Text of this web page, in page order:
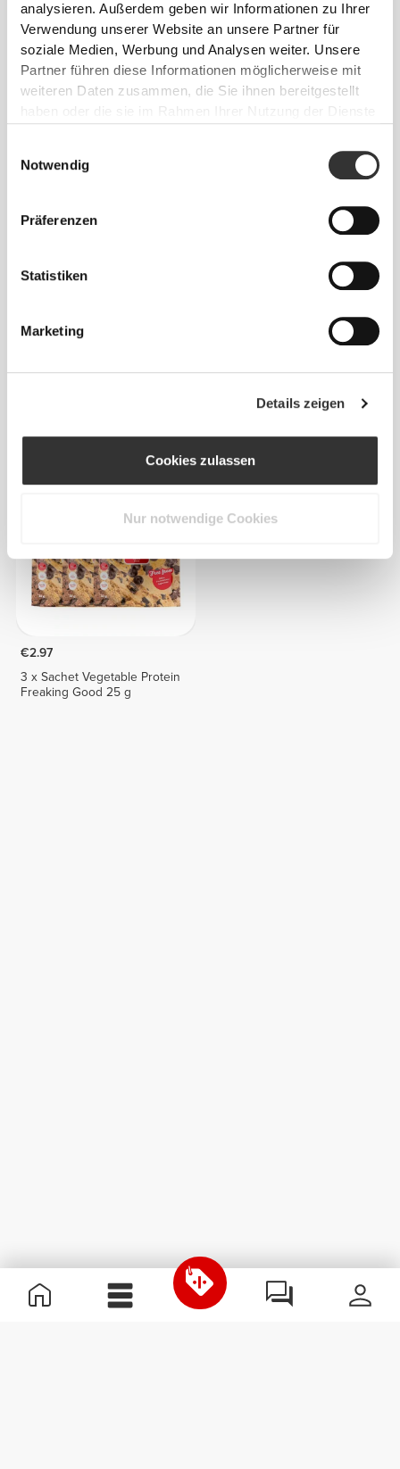
analysieren. Außerdem geben wir Informationen zu Ihrer
Verwendung unserer Website an unsere Partner für
soziale Medien, Werbung und Analysen weiter. Unsere
Partner führen diese Informationen möglicherweise mit
weiteren Daten zusammen, die Sie ihnen bereitgestellt
haben oder die sie im Rahmen Ihrer Nutzung der Dienste
Notwendig
Präferenzen
Statistiken
Marketing
Details zeigen
Cookies zulassen
Nur notwendige Cookies
€39.99
2000g
€23.99
100% Hanfprotein 900 g
3 x Sachet 100% Vegan
€2.97
3 x Sachet Vegetable Protein
Freaking Good 25 g